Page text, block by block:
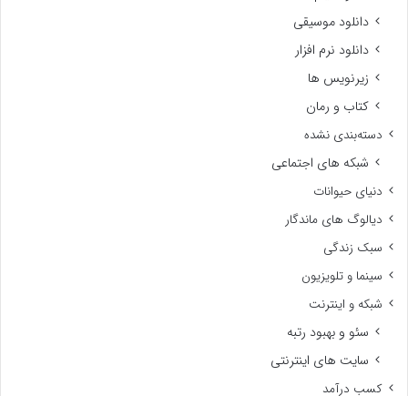
دانلود موسیقی
دانلود نرم افزار
زیرنویس ها
کتاب و رمان
دسته‌بندی نشده
شبکه های اجتماعی
دنیای حیوانات
دیالوگ های ماندگار
سبک زندگی
سینما و تلویزیون
شبکه و اینترنت
سئو و بهبود رتبه
سایت های اینترنتی
کسب درآمد